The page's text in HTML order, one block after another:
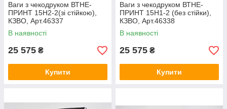
Ваги з чекодруком ВТНЕ-
ПРИНТ 15Н2-2(зі стійкою),
КЗВО, Арт.46337
В наявності
25 575 ₴
Купити
Ваги з чекодруком ВТНЕ-
ПРИНТ 15Н1-2 (без стійки),
КЗВО, Арт.46338
В наявності
25 575 ₴
Купити